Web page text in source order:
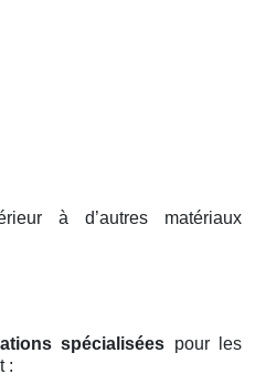
à d’autres matériaux
spécialisées pour les
: